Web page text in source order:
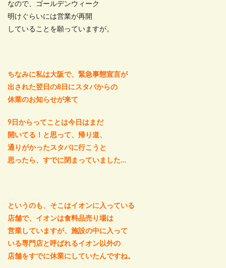
なので、ゴールデンウィーク
明けぐらいには営業が再開
していることを願っていますが。
ちなみに私は大阪で、緊急事態宣言が
出された翌日の8日にスタバからの
休業のお知らせが来て
9日からってことは今日はまだ
開いてる！と思って、帰り道、
通りがかったスタバに行こうと
思ったら、すでに閉まっていました…
というのも、そこはイオンに入っている
店舗で、イオンは食料品売り場は
営業していますが、施設の中に入って
いる専門店と呼ばれるイオン以外の
店舗をすでに休業にしていたんですね。